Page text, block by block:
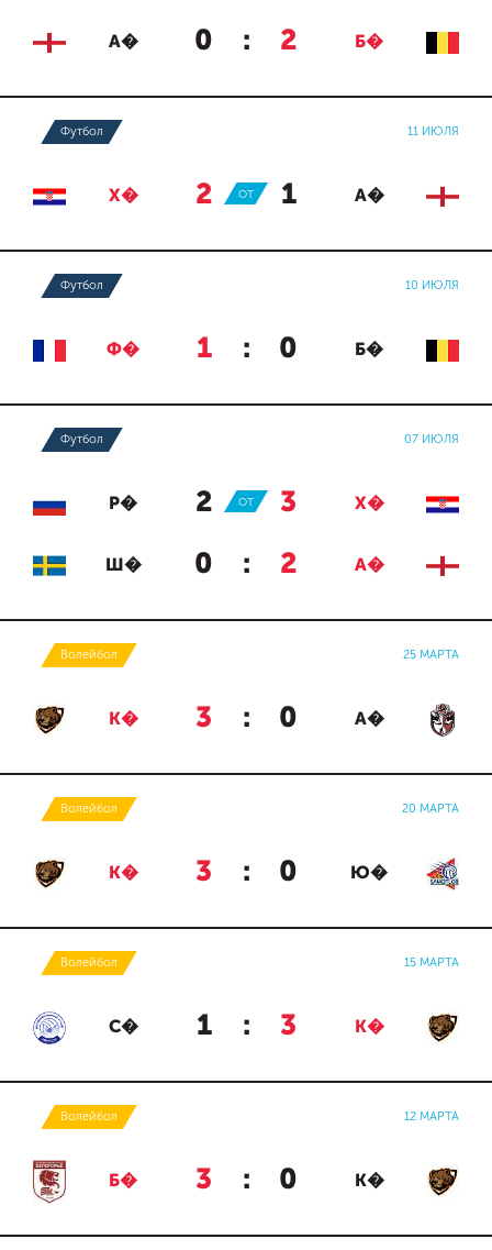
А� 0 : 2 Б�
Футбол 11 ИЮЛЯ
Х� 2 : 1 А�
ОТ
Футбол 10 ИЮЛЯ
Ф� 1 : 0 Б�
Футбол 07 ИЮЛЯ
Р� 2 : 3 Х�
ОТ
Ш� 0 : 2 А�
Волейбол 25 МАРТА
К� 3 : 0 А�
Волейбол 20 МАРТА
К� 3 : 0 Ю�
Волейбол 15 МАРТА
С� 1 : 3 К�
Волейбол 12 МАРТА
Б� 3 : 0 К�